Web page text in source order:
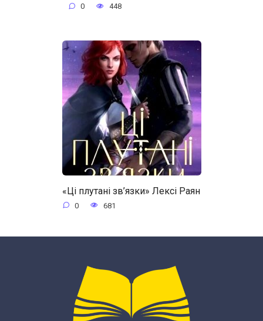
0 448
«Ці плутані зв’язки» Лексі Раян
0 681